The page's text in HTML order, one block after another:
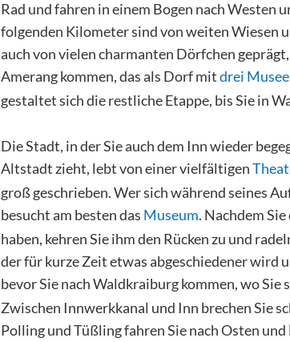
Rad und fahren in einem Bogen nach Westen
folgenden Kilometer sind von weiten Wiesen
auch von vielen charmanten Dörfchen
Amerang kommen, das als Dorf mitdrei
gestaltet sich die restliche Etappe, bis Sie in
Die Stadt, in der Sie auch dem Inn wieder
Altstadt zieht, lebt von einer vielfältigen
groß geschrieben. Wer sich während seines
besucht am besten das Museum. Nachdem
haben, kehren Sie ihm den Rücken zu und
der für kurze Zeit etwas abgeschiedener wird
bevor Sie nach Waldkraiburg kommen, wo Sie
Zwischen Innwerkkanal und Inn brechen Sie
Polling und Tüßling fahren Sie nach Osten